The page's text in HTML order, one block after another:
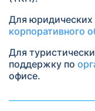
Для
корпоративного
Для
поддержку по
офисе.